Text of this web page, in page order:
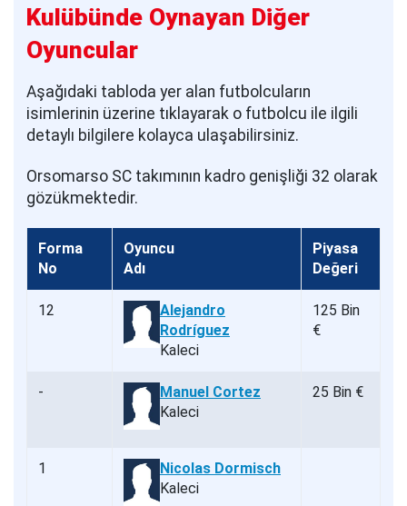
Kulübünde Oynayan Diğer
Oyuncular
Aşağıdaki tabloda yer alan futbolcuların
isimlerinin üzerine tıklayarak o futbolcu ile ilgili
detaylı bilgilere kolayca ulaşabilirsiniz.
Orsomarso SC takımının kadro genişliği 32 olarak
gözükmektedir.
Forma
No
Oyuncu
Adı
Piyasa
Değeri
12
Alejandro
Rodríguez
Kaleci
125 Bin
€
-
Manuel Cortez
Kaleci
25 Bin €
1
Nicolas Dormisch
Kaleci